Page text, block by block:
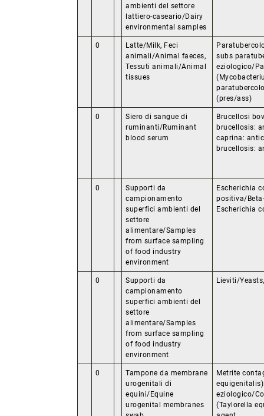
ambienti del settore
lattiero-caseario/Dairy
environmental samples
0
Latte/Milk, Feci
animali/Animal faeces,
Tessuti animali/Animal
tissues
subs
eziologico/
(pres/ass)
0
Siero di sangue di
ruminanti/Ruminant
blood serum
Brucellosi
brucellosis:
caprina:
brucellosis:
0
Supporti da
campionamento
superfici ambienti del
settore
alimentare/Samples
from surface sampling
of food industry
environment
Escherichia
positiva/
Escherichia
0
Supporti da
campionamento
superfici ambienti del
settore
alimentare/Samples
from surface sampling
of food industry
environment
Lieviti/
0
Tampone da membrane
urogenitali di
equini/Equine
urogenital membranes
Metrite
eziologico/
(Taylorella